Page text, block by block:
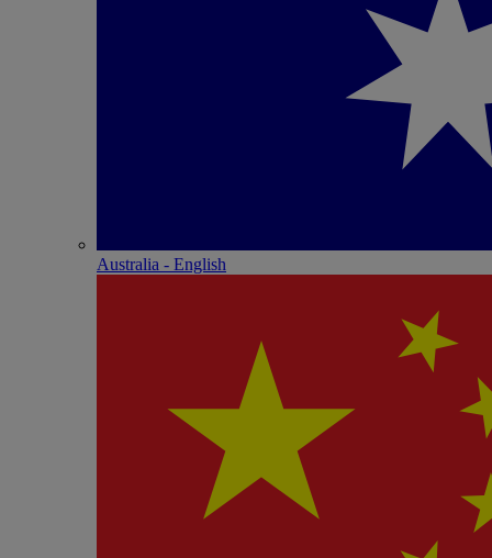
Australia - English